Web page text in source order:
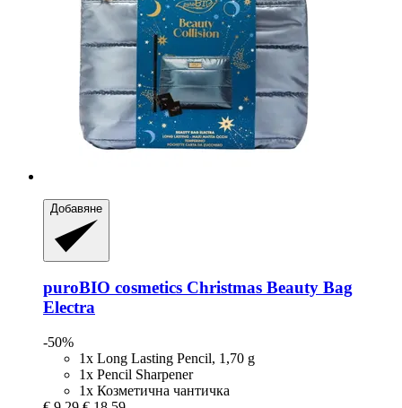
Добавяне
puroBIO cosmetics Christmas Beauty Bag
Electra
-50%
1x Long Lasting Pencil, 1,70 g
1x Pencil Sharpener
1x Козметична чантичка